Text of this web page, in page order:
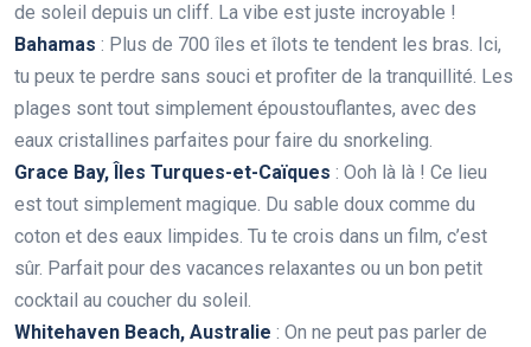
de soleil depuis un cliff. La vibe est juste incroyable !
Bahamas : Plus de 700 îles et îlots te tendent les bras. Ici,
tu peux te perdre sans souci et profiter de la tranquillité. Les
plages sont tout simplement époustouflantes, avec des
eaux cristallines parfaites pour faire du snorkeling.
Grace Bay, Îles Turques-et-Caïques : Ooh là là ! Ce lieu
est tout simplement magique. Du sable doux comme du
coton et des eaux limpides. Tu te crois dans un film, c’est
sûr. Parfait pour des vacances relaxantes ou un bon petit
cocktail au coucher du soleil.
Whitehaven Beach, Australie : On ne peut pas parler de